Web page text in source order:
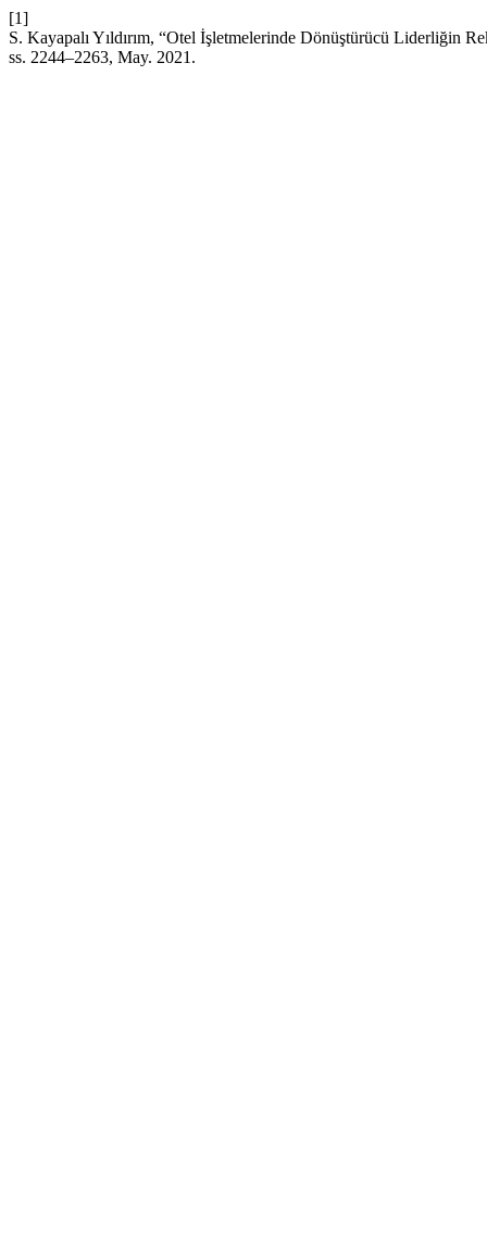
[1]
S. Kayapalı Yıldırım, “Otel İşletmelerinde Dönüştürücü Liderliğin
ss. 2244–2263, May. 2021.